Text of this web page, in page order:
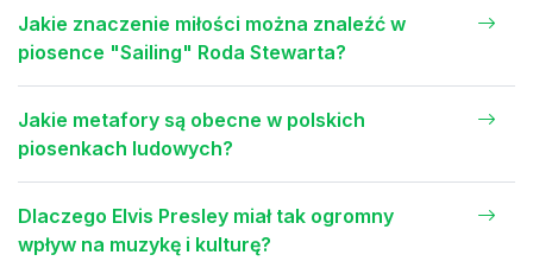
Jakie znaczenie miłości można znaleźć w
piosence "Sailing" Roda Stewarta?
Jakie metafory są obecne w polskich
piosenkach ludowych?
Dlaczego Elvis Presley miał tak ogromny
wpływ na muzykę i kulturę?